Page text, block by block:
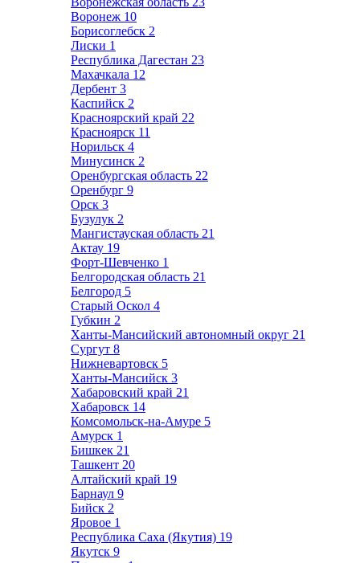
Воронеж 10
Борисоглебск 2
Лиски 1
Республика Дагестан 23
Махачкала 12
Дербент 3
Каспийск 2
Красноярский край 22
Красноярск 11
Норильск 4
Минусинск 2
Оренбургская область 22
Оренбург 9
Орск 3
Бузулук 2
Мангистауская область 21
Актау 19
Форт-Шевченко 1
Белгородская область 21
Белгород 5
Старый Оскол 4
Губкин 2
Ханты-Мансийский автономный округ 21
Сургут 8
Нижневартовск 5
Ханты-Мансийск 3
Хабаровский край 21
Хабаровск 14
Комсомольск-на-Амуре 5
Амурск 1
Бишкек 21
Ташкент 20
Алтайский край 19
Барнаул 9
Бийск 2
Яровое 1
Республика Саха (Якутия) 19
Якутск 9